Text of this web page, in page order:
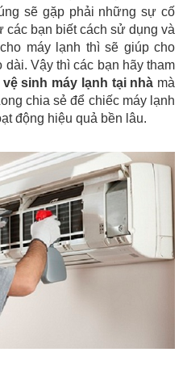
sẽ gặp phải những sự cố
các bạn biết cách sử dụng và
máy lạnh thì sẽ giúp cho
Vậy thì các bạn hãy tham
sinh máy lạnh tại nhà mà
chia sẻ để chiếc máy lạnh
động hiệu quả bền lâu.